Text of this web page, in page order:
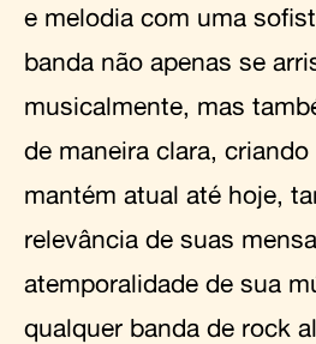
e melodia com uma
banda não apenas se
musicalmente, mas
de maneira clara,
mantém atual até hoje,
relevância de suas
atemporalidade de sua
qualquer banda de rock